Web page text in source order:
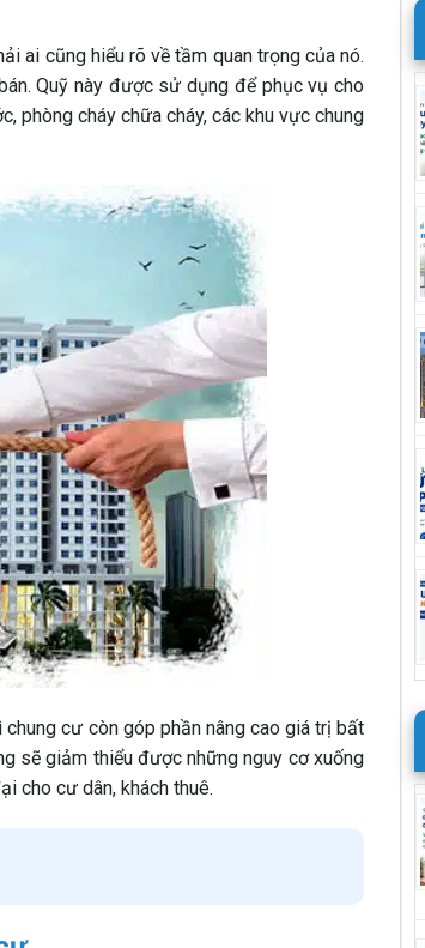
ai cũng hiểu rõ về tầm quan trọng của nó.
Quỹ này được sử dụng để phục vụ cho
phòng cháy chữa cháy, các khu vực chung
cư còn góp phần nâng cao giá trị bất
sẽ giảm thiểu được những nguy cơ xuống
cho cư dân, khách thuê.